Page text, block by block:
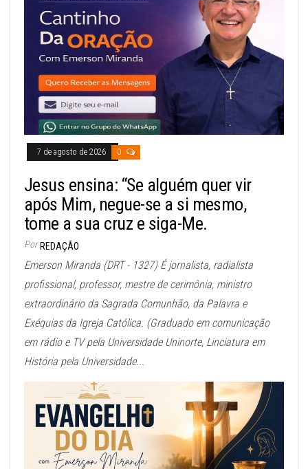
7 de agosto de 2026 0
Jesus ensina: “Se alguém quer vir
após Mim, negue-se a si mesmo,
tome a sua cruz e siga-Me.
Por REDAÇÃO
Emerson Miranda (DRT - 1327) É jornalista, radialista
profissional, professor, mestre de cerimônia, ministro
extraordinário da Sagrada Comunhão, da Palavra e
Exéquias da Igreja Católica. (Graduado em comunicação
em rádio e TV pela Universidade Uninorte, Linciatura em
História pela Universidade...